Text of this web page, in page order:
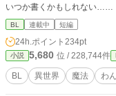
いつか書くかもしれない……
BL 連載中 短編
24h.ポイント 234pt
小説 5,680 位 / 228,744件
BL 異世界 魔法 わ